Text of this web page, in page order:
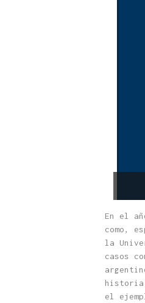
En el
como,
la
casos
historia
el